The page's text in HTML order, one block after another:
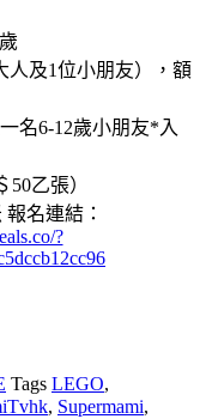
人及1位小朋友），額
名6-12歲小朋友*入
50乙張）
名連結：
?
Tags LEGO,
, Supermami,